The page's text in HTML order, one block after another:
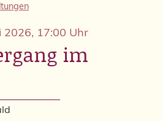
2026, 17:00 Uhr
im